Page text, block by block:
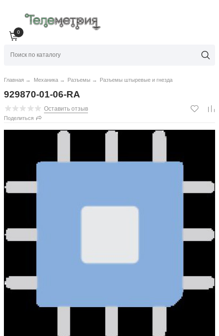
0
Главная → Механика → Разъемы → Разъемы штыревые и гнезда
929870-01-06-RA
Оставить отзыв
Поделиться